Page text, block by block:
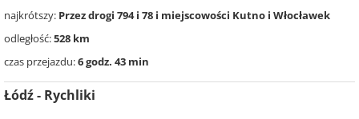
najkrótszy: Przez drogi 794 i 78 i miejscowości Kutno i Włocławek
odległość:528 km
czas przejazdu:6 godz. 43 min
Łódź - Rychliki